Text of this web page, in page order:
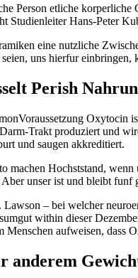
Person etliche korperliche
Studienleiter Hans-Peter
eine nutzliche
uns hierfur einbringen,
Perish
Oxytocin
Trakt produziert und
und saugen akkreditiert.
machen Hochststand, wenn
unser ist und bleibt funf
– bei welcher
within dieser
Menschen aufweisen, dass
anderem